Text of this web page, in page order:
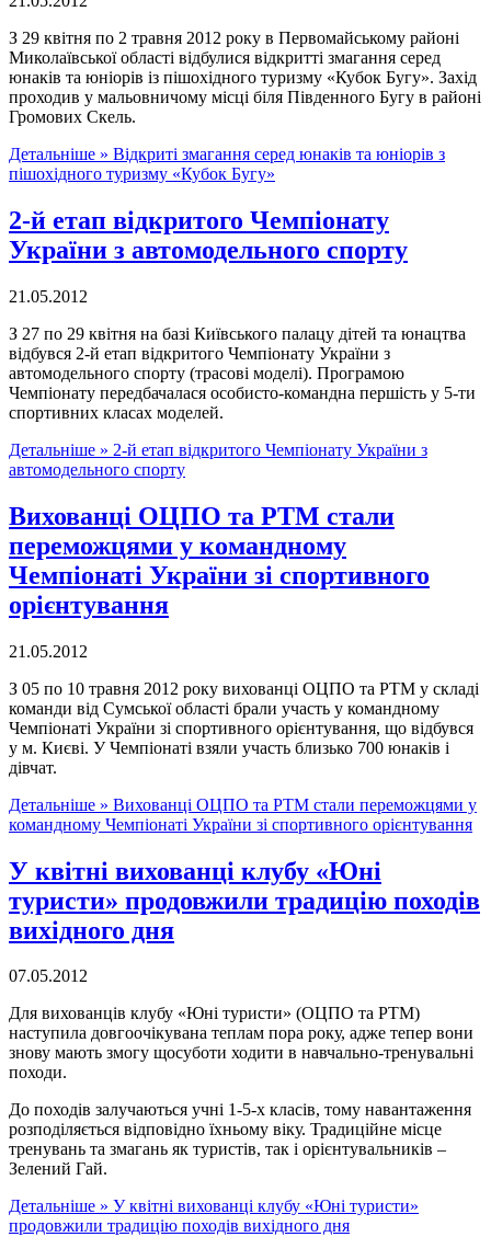
З 29 квітня по 2 травня 2012 року в Первомайському районі
Миколаївської області відбулися відкритті змагання серед
юнаків та юніорів із пішохідного туризму «Кубок Бугу». Захід
проходив у мальовничому місці біля Південного Бугу в районі
Громових Скель.
Детальніше » Відкриті змагання серед юнаків та юніорів з
пішохідного туризму «Кубок Бугу»
2-й етап відкритого Чемпіонату
України з автомодельного спорту
21.05.2012
З 27 по 29 квітня на базі Київського палацу дітей та юнацтва
відбувся 2-й етап відкритого Чемпіонату України з
автомодельного спорту (трасові моделі). Програмою
Чемпіонату передбачалася особисто-командна першість у 5-ти
спортивних класах моделей.
Детальніше » 2-й етап відкритого Чемпіонату України з
автомодельного спорту
Вихованці ОЦПО та РТМ стали
переможцями у командному
Чемпіонаті України зі спортивного
орієнтування
21.05.2012
З 05 по 10 травня 2012 року вихованці ОЦПО та РТМ у складі
команди від Сумської області брали участь у командному
Чемпіонаті України зі спортивного орієнтування, що відбувся
у м. Києві. У Чемпіонаті взяли участь близько 700 юнаків і
дівчат.
Детальніше » Вихованці ОЦПО та РТМ стали переможцями у
командному Чемпіонаті України зі спортивного орієнтування
У квітні вихованці клубу «Юні
туристи» продовжили традицію походів
вихідного дня
07.05.2012
Для вихованців клубу «Юні туристи» (ОЦПО та РТМ)
наступила довгоочікувана теплам пора року, адже тепер вони
знову мають змогу щосуботи ходити в навчально-тренувальні
походи.
До походів залучаються учні 1-5-х класів, тому навантаження
розподіляється відповідно їхньому віку. Традиційне місце
тренувань та змагань як туристів, так і орієнтувальників –
Зелений Гай.
Детальніше » У квітні вихованці клубу «Юні туристи»
продовжили традицію походів вихідного дня